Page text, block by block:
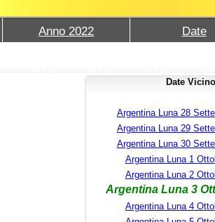
Anno 2022 Date
Date Vicino
Argentina Luna 28
Argentina Luna 29
Argentina Luna 30
Argentina Luna 1
Argentina Luna 2
Argentina Luna 3
Argentina Luna 4